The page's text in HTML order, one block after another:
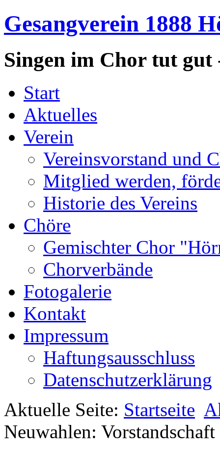
Gesangverein 1888
Singen im Chor tut
Start
Aktuelles
Verein
Vereinsvorstand und
Mitglied werden,
Historie des Vereins
Chöre
Gemischter Chor
Chorverbände
Fotogalerie
Kontakt
Impressum
Haftungsausschluss
Datenschutzerklärung
Aktuelle Seite: Startseite
Neuwahlen: